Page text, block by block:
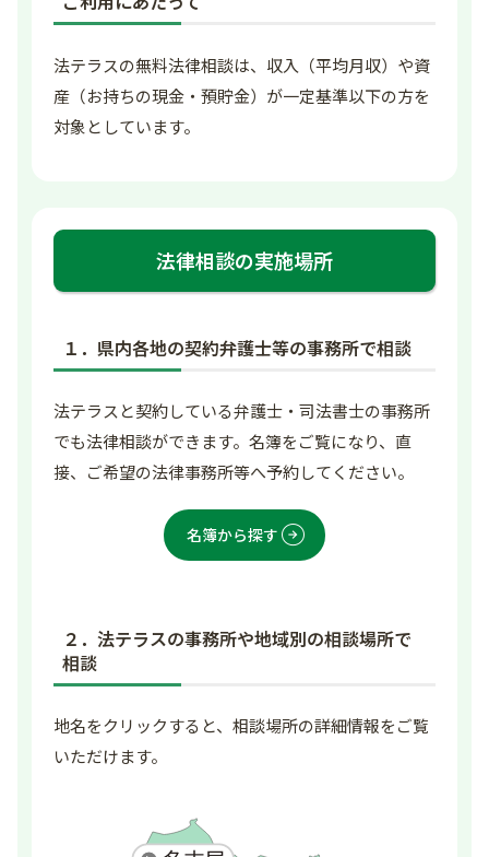
法テラスの無料法律相談は、収入（平均月収）や資
産（お持ちの現金・預貯金）が一定基準以下の方を
対象としています。
法律相談の実施場所
１．県内各地の契約弁護士等の事務所で相談
法テラスと契約している弁護士・司法書士の事務所
でも法律相談ができます。名簿をご覧になり、直
接、ご希望の法律事務所等へ予約してください。
名簿から探す
２．法テラスの事務所や地域別の相談場所で
相談
地名をクリックすると、相談場所の詳細情報をご覧
いただけます。